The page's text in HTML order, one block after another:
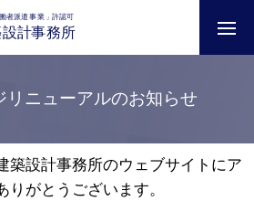
リニューアルのお知らせ
築設計事務所のウェブサイトにア
がとうございます。